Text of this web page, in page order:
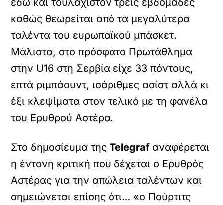
εδώ και τουλάχιστον τρεις εβδομάδες
καθώς θεωρείται από τα μεγαλύτερα
ταλέντα του ευρωπαϊκού μπάσκετ.
Μάλιστα, στο πρόσφατο Πρωτάθλημα
στην U16 στη Σερβία είχε 33 πόντους,
επτά ριμπάουντ, ισάριθμες ασίστ αλλά κι
έξι κλεψίματα στον τελικό με τη φανέλα
του Ερυθρού Αστέρα.
Στο δημοσίευμα τηςTelegraf αναφέρεται
η έντονη κριτική που δέχεται ο Ερυθρός
Αστέρας για την απώλεια ταλέντων και
σημειώνεται επίσης ότι… «ο Πούρτιτς